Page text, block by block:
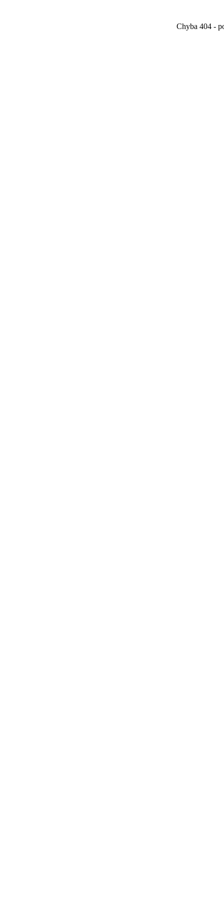
Chyba 404 -